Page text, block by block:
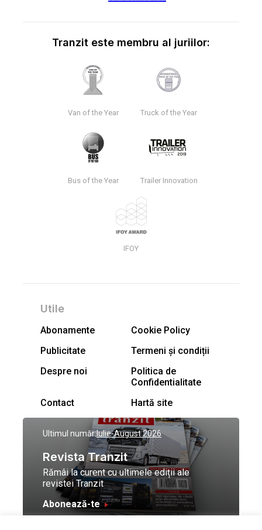
Tranzit este membru al juriilor:
Van of the Year Truck of the Year
Bus of the Year Trailer Innovation
IFOY
Utile
Abonamente
Cookie Policy
Publicitate
Termeni și condiții
Despre noi
Politica de
Confidentialitate
Contact
Hartă site
Ultimul număr:Iulie-August 2026
Revista Tranzit
Rămâi la curent cu ultimele ediții ale
revistei Tranzit
Abonează-te